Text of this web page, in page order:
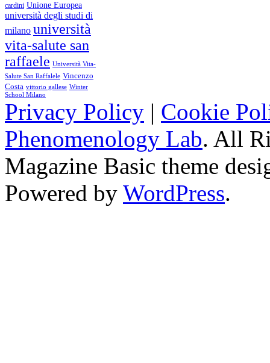
cardini Unione Europea
università degli studi di
milano università
vita-salute san
raffaele Università Vita-
Salute San Raffalele Vincenzo
Costa vittorio gallese Winter
School Milano
Privacy Policy | Cookie
Phenomenology Lab. All
Magazine Basic theme
Powered by WordPress.